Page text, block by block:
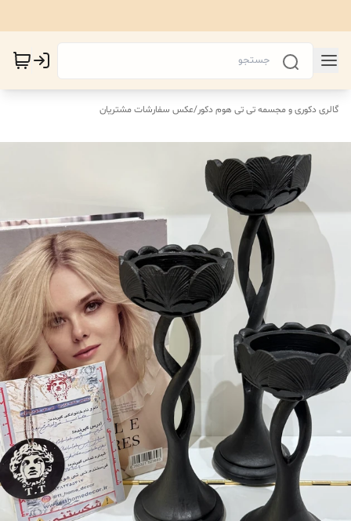
گالری دکوری و مجسمه تی تی هوم دکور/عکس سفارشات مشتریان